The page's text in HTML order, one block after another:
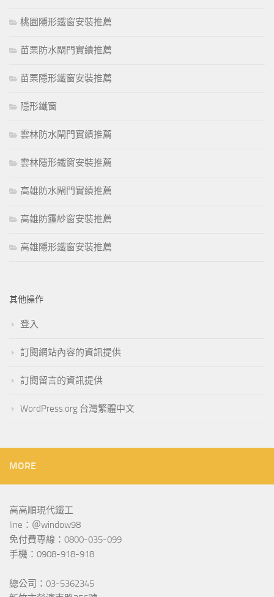
桃園隱形鐵窗安裝推薦
苗栗防水閘門實績推薦
苗栗隱形鐵窗安裝推薦
隱形鐵窗
雲林防水閘門實績推薦
雲林隱形鐵窗安裝推薦
高雄防水閘門實績推薦
高雄防霾紗窗安裝推薦
高雄隱形鐵窗安裝推薦
其他操作
登入
訂閱網站內容的資訊提供
訂閱留言的資訊提供
WordPress.org 台灣繁體中文
MORE
高高順現代鐵工
line：＠window98
免付費專線：0800-035-099
手機：0908-918-918
總公司：03-5362345